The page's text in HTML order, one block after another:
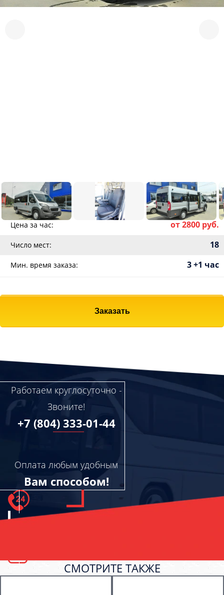
Цена за час: от 2800 руб.
Число мест: 18
Мин. время заказа: 3 +1 час
Заказать
Работаем круглосуточно -
Звоните!
+7 (804) 333-01-44
Оплата любым удобным
Вам способом!
СМОТРИТЕ ТАКЖЕ